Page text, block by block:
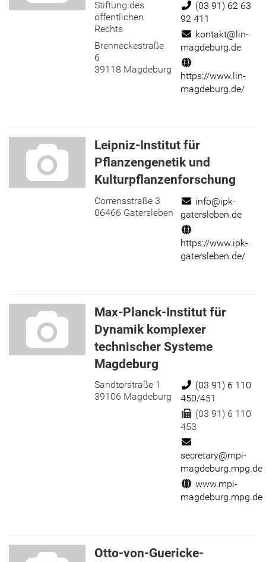
Stiftung des
öffentlichen
Rechts
Brenneckestraße
6
39118 Magdeburg
Telefon:
(03 91) 62 63
92 411
E-Mail:
kontakt@lin-
magdeburg.de
https://www.lin-
magdeburg.de/
Leipniz-Institut für
Pflanzengenetik und
Kulturpflanzenforschung
Corrensstraße 3
06466 Gatersleben
E-Mail:
info@ipk-
gatersleben.de
https://www.ipk-
gatersleben.de/
Max-Planck-Institut für
Dynamik komplexer
technischer Systeme
Magdeburg
Sandtorstraße 1
39106 Magdeburg
Telefon:
(03 91) 6 110
450/451
Fax:
(03 91) 6 110
453
secretary@mpi-
magdeburg.mpg.de
Internet:
www.mpi-
magdeburg.mpg.de
Otto-von-Guericke-